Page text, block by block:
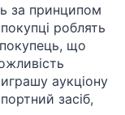
за принципом
роблять
що
аукціону
засіб,